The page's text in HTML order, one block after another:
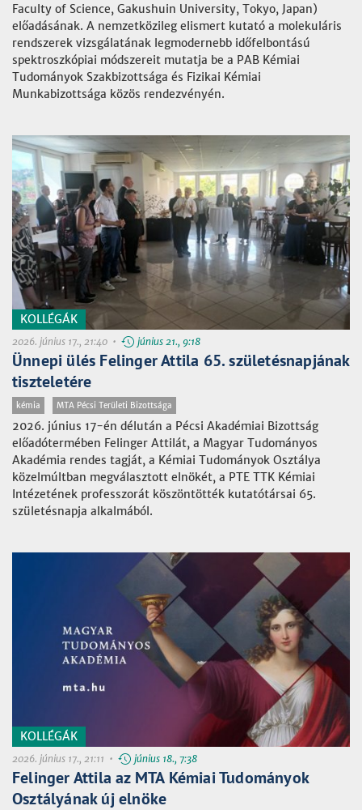
Faculty of Science, Gakushuin University, Tokyo, Japan)
előadásának. A nemzetközileg elismert kutató a molekuláris
rendszerek vizsgálatának legmodernebb időfelbontású
spektroszkópiai módszereit mutatja be a PAB Kémiai
Tudományok Szakbizottsága és Fizikai Kémiai
Munkabizottsága közös rendezvényén.
KOLLÉGÁK
2026. június 17., 21:40 • június 21., 9:18
Ünnepi ülés Felinger Attila 65. születésnapjának
tiszteletére
kémia MTA Pécsi Területi Bizottsága
2026. június 17-én délután a Pécsi Akadémiai Bizottság
előadótermében Felinger Attilát, a Magyar Tudományos
Akadémia rendes tagját, a Kémiai Tudományok Osztálya
közelmúltban megválasztott elnökét, a PTE TTK Kémiai
Intézetének professzorát köszöntötték kutatótársai 65.
születésnapja alkalmából.
KOLLÉGÁK
2026. június 17., 21:11 • június 18., 7:38
Felinger Attila az MTA Kémiai Tudományok
Osztályának új elnöke